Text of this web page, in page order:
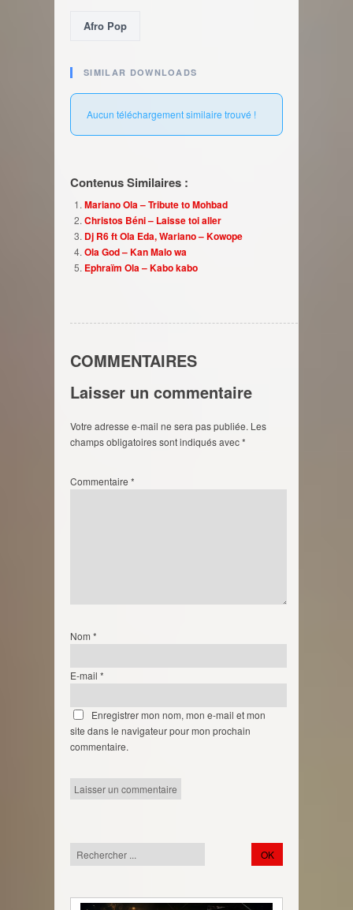
Afro Pop
SIMILAR DOWNLOADS
Aucun téléchargement similaire trouvé !
Contenus Similaires :
Mariano Ola – Tribute to Mohbad
Christos Béni – Laisse toi aller
Dj R6 ft Ola Eda, Wariano – Kowope
Ola God – Kan Malo wa
Ephraïm Ola – Kabo kabo
COMMENTAIRES
Laisser un commentaire
Votre adresse e-mail ne sera pas publiée. Les
champs obligatoires sont indiqués avec*
Commentaire *
Nom *
E-mail *
Enregistrer mon nom, mon e-mail et mon
site dans le navigateur pour mon prochain
commentaire.